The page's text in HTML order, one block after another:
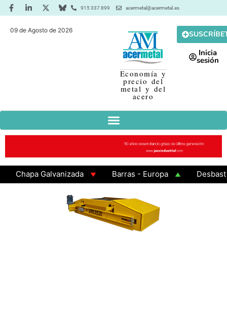
915 337 899 acermetal@acermetal.es
09 de Agosto de 2026
Economía y
precio del
metal y del
acero
Inicia
sesión
Galvanizada Barras - Europa
Desbaste -